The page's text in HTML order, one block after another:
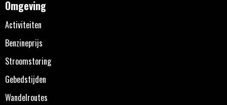
Omgeving
Activiteiten
Benzineprijs
Stroomstoring
Gebedstijden
Wandelroutes